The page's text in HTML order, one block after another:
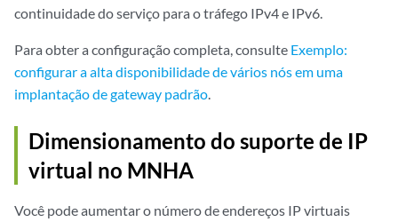
continuidade do serviço para o tráfego IPv4 e IPv6.
Para obter a configuração completa, consulte Exemplo:
configurar a alta disponibilidade de vários nós em uma
implantação de gateway padrão
Dimensionamento do suporte de IP
virtual no MNHA
Você pode aumentar o número de endereços IP virtuais